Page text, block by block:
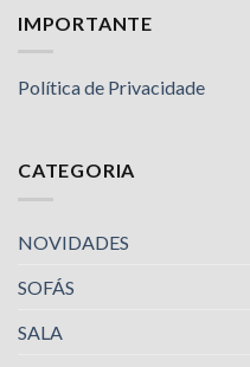
IMPORTANTE
Política de Privacidade
CATEGORIA
NOVIDADES
SOFÁS
SALA